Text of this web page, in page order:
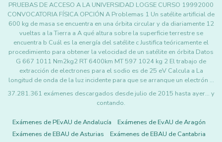
PRUEBAS DE ACCESO A LA UNIVERSIDAD LOGSE CURSO 19992000
CONVOCATORIA FÍSICA OPCIÓN A Problemas 1 Un satélite artificial de
600 kg de masa se encuentra en una órbita circular y da diariamente 12
vueltas a la Tierra a A qué altura sobre la superficie terrestre se
encuentra b Cuál es la energía del satélite c Justifica teóricamente el
procedimiento para obtener la velocidad de un satélite en órbita Datos
G 667 1011 Nm2kg2 RT 6400km MT 597 1024 kg 2 El trabajo de
extracción de electrones para el sodio es de 25 eV Calcula a La
longitud de onda de la luz incidente para que se arranque un electrón …
37.281.361 exámenes descargados desde julio de 2015 hasta ayer... y
contando.
Exámenes de PEvAU de Andalucía
Exámenes de EvAU de Aragón
Exámenes de EBAU de Asturias
Exámenes de EBAU de Cantabria